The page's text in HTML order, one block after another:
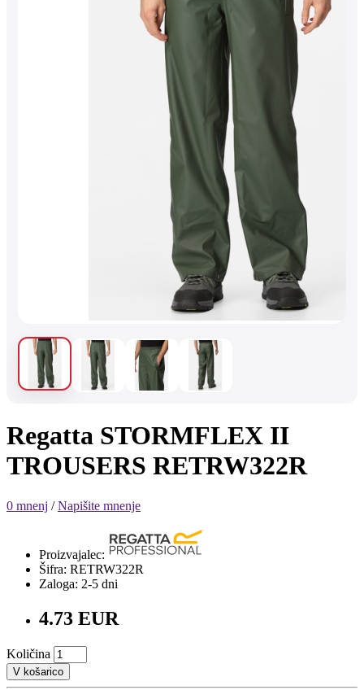
Regatta STORMFLEX II
TROUSERS RETRW322R
0 mnenj /Napišite mnenje
Proizvajalec:
Šifra: RETRW322R
Zaloga: 2-5 dni
4.73 EUR
Količina
V košarico